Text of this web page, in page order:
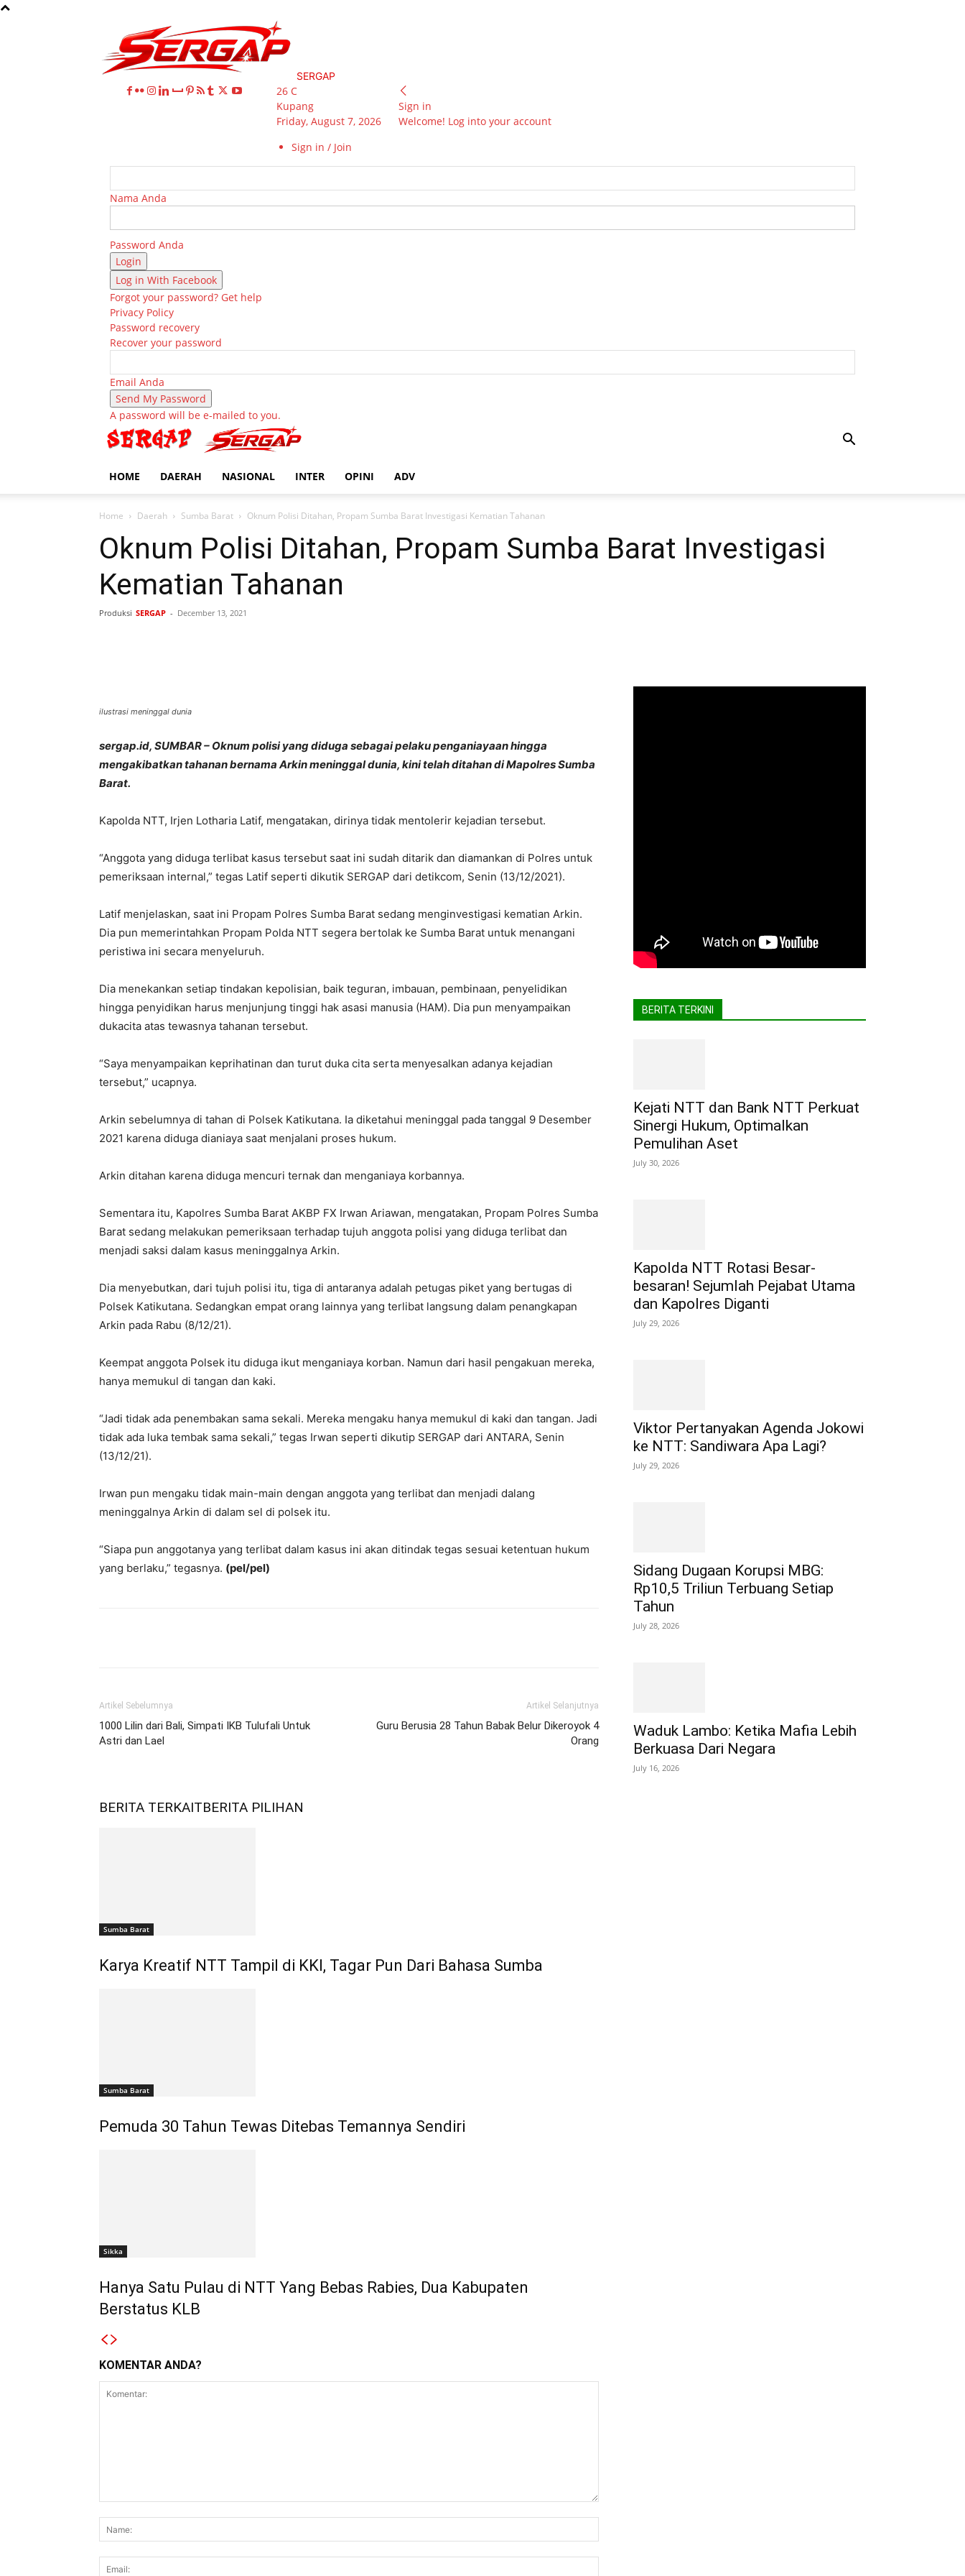
SERGAP
26 C
Kupang
Friday, August 7, 2026
Sign in / Join
Sign in
Welcome! Log into your account
Nama Anda
Password Anda
Log in With Facebook
Forgot your password? Get help
Privacy Policy
Password recovery
Recover your password
Email Anda
A password will be e-mailed to you.
HOME DAERAH NASIONAL INTER OPINI ADV
Home Daerah Sumba Barat Oknum Polisi Ditahan, Propam Sumba Barat Investigasi Kematian Tahanan
Oknum Polisi Ditahan, Propam Sumba Barat Investigasi
Kematian Tahanan
Produksi SERGAP - December 13, 2021
ilustrasi meninggal dunia
sergap.id, SUMBAR – Oknum polisi yang diduga sebagai pelaku penganiayaan hingga
mengakibatkan tahanan bernama Arkin meninggal dunia, kini telah ditahan di Mapolres Sumba
Barat.
Kapolda NTT, Irjen Lotharia Latif, mengatakan, dirinya tidak mentolerir kejadian tersebut.
“Anggota yang diduga terlibat kasus tersebut saat ini sudah ditarik dan diamankan di Polres untuk
pemeriksaan internal,” tegas Latif seperti dikutik SERGAP dari detikcom, Senin (13/12/2021).
Latif menjelaskan, saat ini Propam Polres Sumba Barat sedang menginvestigasi kematian Arkin.
Dia pun memerintahkan Propam Polda NTT segera bertolak ke Sumba Barat untuk menangani
peristiwa ini secara menyeluruh.
Dia menekankan setiap tindakan kepolisian, baik teguran, imbauan, pembinaan, penyelidikan
hingga penyidikan harus menjunjung tinggi hak asasi manusia (HAM). Dia pun menyampaikan
dukacita atas tewasnya tahanan tersebut.
“Saya menyampaikan keprihatinan dan turut duka cita serta menyesalkan adanya kejadian
tersebut,” ucapnya.
Arkin sebelumnya di tahan di Polsek Katikutana. Ia diketahui meninggal pada tanggal 9 Desember
2021 karena diduga dianiaya saat menjalani proses hukum.
Arkin ditahan karena diduga mencuri ternak dan menganiaya korbannya.
Sementara itu, Kapolres Sumba Barat AKBP FX Irwan Ariawan, mengatakan, Propam Polres Sumba
Barat sedang melakukan pemeriksaan terhadap tujuh anggota polisi yang diduga terlibat dan
menjadi saksi dalam kasus meninggalnya Arkin.
Dia menyebutkan, dari tujuh polisi itu, tiga di antaranya adalah petugas piket yang bertugas di
Polsek Katikutana. Sedangkan empat orang lainnya yang terlibat langsung dalam penangkapan
Arkin pada Rabu (8/12/21).
Keempat anggota Polsek itu diduga ikut menganiaya korban. Namun dari hasil pengakuan mereka,
hanya memukul di tangan dan kaki.
“Jadi tidak ada penembakan sama sekali. Mereka mengaku hanya memukul di kaki dan tangan. Jadi
tidak ada luka tembak sama sekali,” tegas Irwan seperti dikutip SERGAP dari ANTARA, Senin
(13/12/21).
Irwan pun mengaku tidak main-main dengan anggota yang terlibat dan menjadi dalang
meninggalnya Arkin di dalam sel di polsek itu.
“Siapa pun anggotanya yang terlibat dalam kasus ini akan ditindak tegas sesuai ketentuan hukum
yang berlaku,” tegasnya. (pel/pel)
Artikel Sebelumnya
1000 Lilin dari Bali, Simpati IKB Tulufali Untuk
Astri dan Lael
Artikel Selanjutnya
Guru Berusia 28 Tahun Babak Belur Dikeroyok 4
Orang
BERITA TERKAITBERITA PILIHAN
Sumba Barat
Karya Kreatif NTT Tampil di KKI, Tagar Pun Dari Bahasa Sumba
Sumba Barat
Pemuda 30 Tahun Tewas Ditebas Temannya Sendiri
Sikka
Hanya Satu Pulau di NTT Yang Bebas Rabies, Dua Kabupaten
Berstatus KLB
KOMENTAR ANDA?
BERITA TERKINI
Kejati NTT dan Bank NTT Perkuat
Sinergi Hukum, Optimalkan
Pemulihan Aset
July 30, 2026
Kapolda NTT Rotasi Besar-
besaran! Sejumlah Pejabat Utama
dan Kapolres Diganti
July 29, 2026
Viktor Pertanyakan Agenda Jokowi
ke NTT: Sandiwara Apa Lagi?
July 29, 2026
Sidang Dugaan Korupsi MBG:
Rp10,5 Triliun Terbuang Setiap
Tahun
July 28, 2026
Waduk Lambo: Ketika Mafia Lebih
Berkuasa Dari Negara
July 16, 2026